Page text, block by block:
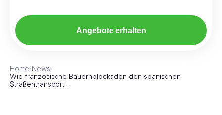
Angebote erhalten
Home/News/
Wie französische Bauernblockaden den spanischen
Straßentransport…